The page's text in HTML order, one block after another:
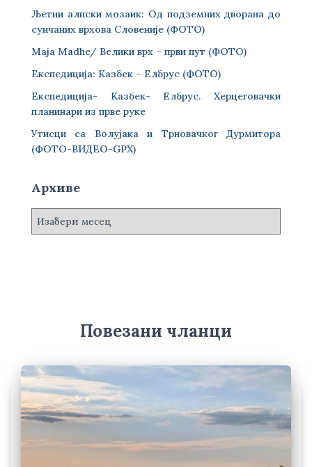
Љетни алпски мозаик: Од подземних дворана до
сунчаних врхова Словеније (ФОТО)
Maja Madhe/ Велики врх – први пут (ФОТО)
Експедиција: Казбек – Елбрус (ФОТО)
Експедиција- Казбек- Елбрус. Херцеговачки
планинари из прве руке
Утисци са Волујака и Трновачког Дурмитора
(ФОТО-ВИДЕО-GPX)
Архиве
А
Повезани чланци